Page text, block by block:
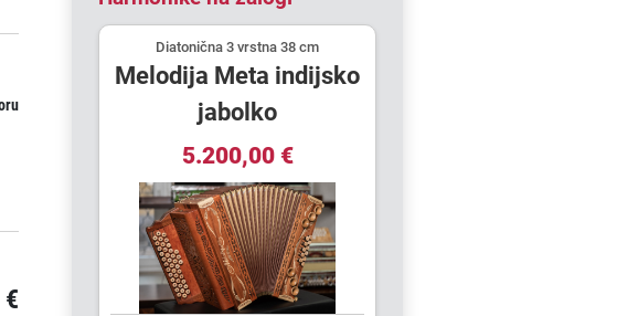
Diatonična 3 vrstna 38 cm
Melodija Meta indijsko
jabolko
5.200,00 €